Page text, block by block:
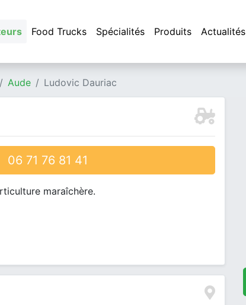
Food Trucks Spécialités Produits Actualités
Aude Ludovic Dauriac
06 71 76 81 41
maraîchère.